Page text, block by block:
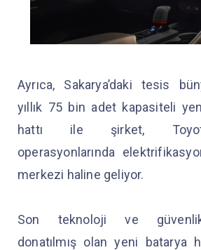
Ayrıca, Sakarya’daki tesis
yıllık 75 bin adet kapasiteli
hattı ile şirket,
operasyonlarında
merkezi haline geliyor.
Son teknoloji ve
donatılmış olan yeni batarya